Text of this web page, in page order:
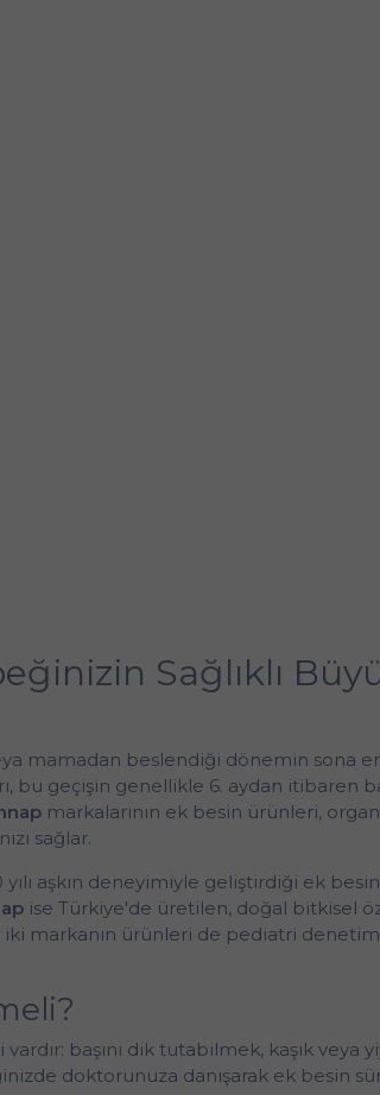
Sağlıklı
mamadan beslendiği dönemin sona
bu geçişin genellikle 6. aydan itibaren
markalarının ek besin ürünleri,
sağlar.
aşkın deneyimiyle geliştirdiği ek
ise Türkiye'de üretilen, doğal bitkisel
iki markanın ürünleri de pediatri
başını dik tutabilmek, kaşık
doktorunuza danışarak ek besin